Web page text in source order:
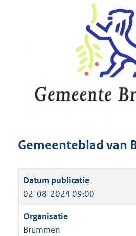
Gemeenteblad van
02-08-2024 09:00
Brummen